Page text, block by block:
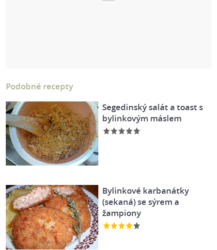
Podobné recepty
Segedinský salát a toast s
bylinkovým máslem
Bylinkové karbanátky
(sekaná) se sýrem a
žampiony